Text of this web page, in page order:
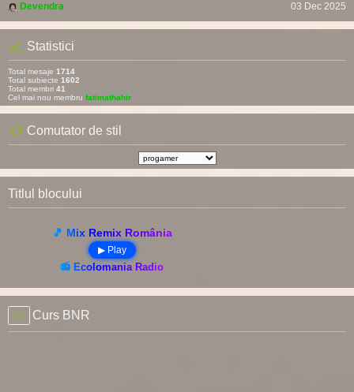
Devendra
03 Dec 2025
Statistici
Total mesaje 1714
Total subiecte 1602
Total membri 41
Cel mai nou membru fatimathahir
Comutator de stil
Titlul blocului
🎵 Mix Remix România
▶ Play
📻 Ecolomania Radio
Curs BNR